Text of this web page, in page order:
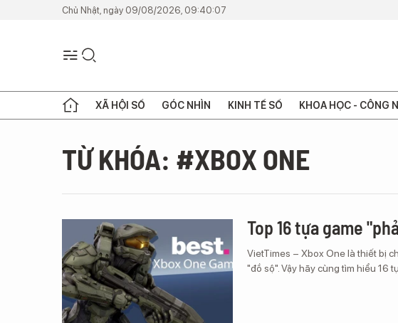
Chủ Nhật, ngày 09/08/2026, 09:40:07
XÃ HỘI SỐ GÓC NHÌN KINH TẾ SỐ KHOA HỌC - CÔNG
TỪ KHÓA: #XBOX ONE
Top 16 tựa game
VietTimes – Xbox One là thiết bị
"đồ sộ". Vậy hãy cùng tìm hiểu 16